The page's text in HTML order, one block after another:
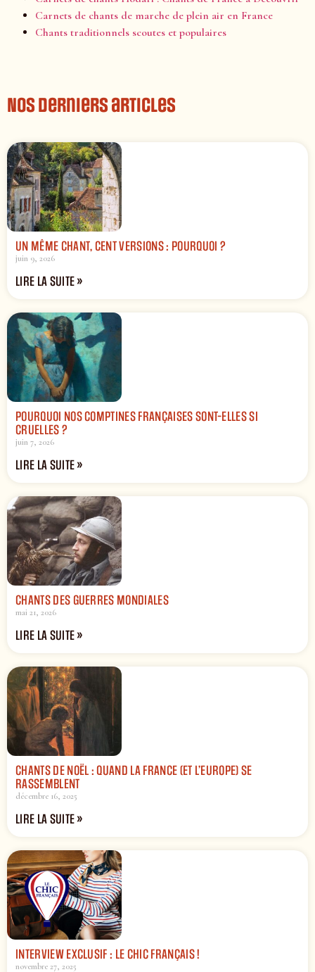
Carnets de chants de marche de plein air en France
Chants traditionnels scoutes et populaires
Nos derniers articles
UN MÊME CHANT, CENT VERSIONS : POURQUOI ?
juin 9, 2026
LIRE LA SUITE »
POURQUOI NOS COMPTINES FRANÇAISES SONT-ELLES SI
CRUELLES ?
juin 7, 2026
LIRE LA SUITE »
CHANTS DES GUERRES MONDIALES
mai 21, 2026
LIRE LA SUITE »
CHANTS DE NOËL : QUAND LA FRANCE (ET L’EUROPE) SE
RASSEMBLENT
décembre 16, 2025
LIRE LA SUITE »
INTERVIEW EXCLUSIF : LE CHIC FRANÇAIS !
novembre 27, 2025